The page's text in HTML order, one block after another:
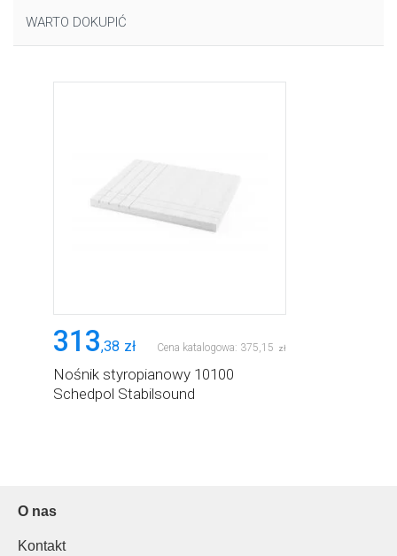
WARTO DOKUPIĆ
313,38 zł Cena katalogowa: 375,15 zł
Nośnik styropianowy 10100
Schedpol Stabilsound
O nas
Kontakt